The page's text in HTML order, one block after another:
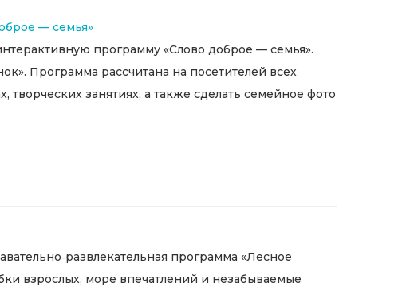
— семья»
программу «Слово доброе — семья».
Программа рассчитана на посетителей всех
творческих занятиях, а также сделать семейное фото
программа «Лесное
взрослых, море впечатлений и незабываемые